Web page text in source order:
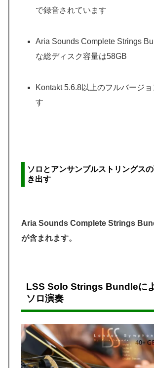
で録音されています
Aria Sounds Complete Strings
な総ディスク容量は58GB
Kontakt 5.6.8以上のフルバージ
す
ソロとアンサンブルストリングスの
き出す
Aria Sounds Complete Strings
が含まれます。
LSS Solo Strings Bundleに
ソロ演奏